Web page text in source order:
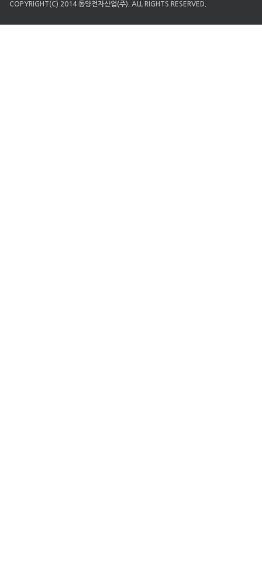
COPYRIGHT(C) 2014 동양전자산업(주). ALL RIGHTS RESERVED.